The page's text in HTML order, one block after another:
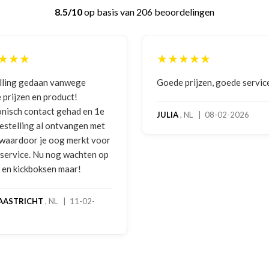
8.5/10op basis van 206 beoordelingen
prijzen, goede service
NL | 08-02-2026
★★★★★
Zeer betrouwbaar en
hoog servicelevel. Bestelde